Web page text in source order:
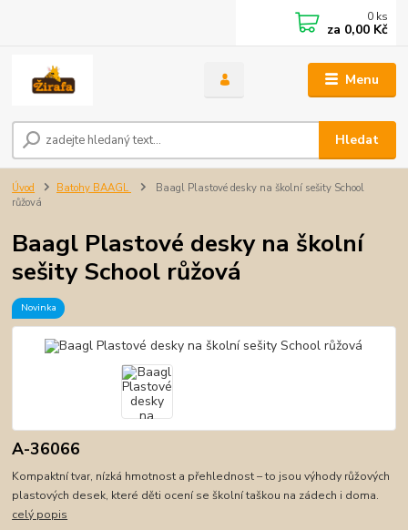
Menu
Hledat
0 ks
za 0,00 Kč
Úvod Batohy BAAGL
Baagl Plastové desky na školní sešity School
růžová
Baagl Plastové desky na školní
sešity School růžová
Novinka
A-36066
Kompaktní tvar, nízká hmotnost a přehlednost – to jsou výhody růžových
plastových desek, které děti ocení se školní taškou na zádech i doma.
celý popis